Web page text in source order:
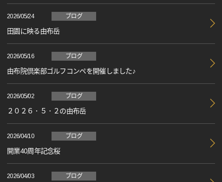
2026/05/24 ブログ
田園に映る由布岳
2026/05/16 ブログ
由布院倶楽部ゴルフコンペを開催しました♪
2026/05/02 ブログ
２０２６．５．２の由布岳
2026/04/10 ブログ
開業40周年記念桜
2026/04/03 ブログ